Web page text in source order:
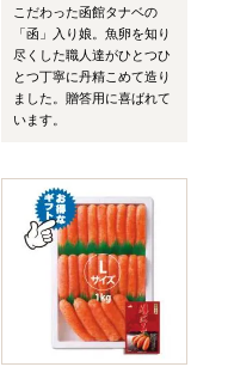
こだわった函館タナベの
「函」入り娘。魚卵を知り
尽くした職人達がひとつひ
とつ丁寧に丹精こめて造り
ました。贈答用に喜ばれて
います。